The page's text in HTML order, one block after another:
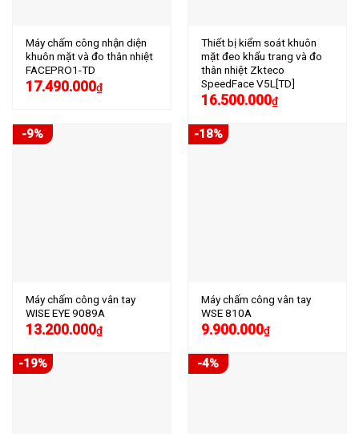
Máy chấm công nhận diện
khuôn mặt và đo thân nhiệt
FACEPRO1-TD
17.490.000₫
Thiết bị kiểm soát khuôn
mặt đeo khẩu trang và đo
thân nhiệt Zkteco
SpeedFace V5L[TD]
16.500.000₫
-9%
Máy chấm công vân tay
WISE EYE 9089A
13.200.000₫
-18%
Máy chấm công vân tay
WSE 810A
9.900.000₫
-19% -4%